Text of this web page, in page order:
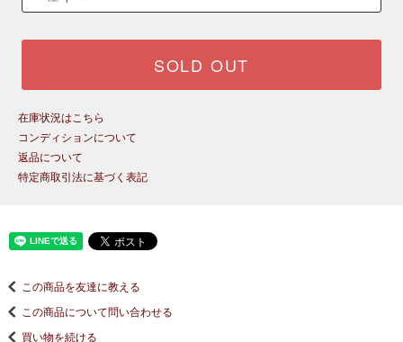
SOLD OUT
在庫状況はこちら
コンディションについて
返品について
特定商取引法に基づく表記
この商品を友達に教える
この商品について問い合わせる
買い物を続ける